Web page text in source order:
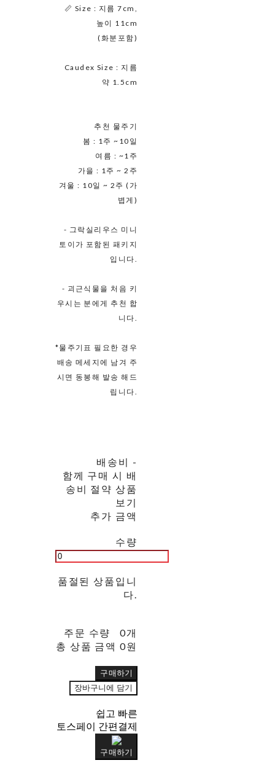
📏 Size : 지름 7cm,
높이 11cm
(화분포함)
Caudex Size : 지름
약 1.5cm
추천 물주기
봄 : 1주 ~10일
여름 : ~1주
가을 : 1주 ~ 2주
겨울 : 10일 ~ 2주 (가
볍게)
- 그락실리우스 미니
토이가 포함된 패키지
입니다.
- 괴근식물을 처음 키
우시는 분에게 추천 합
니다.
*물주기표 필요한 경우
배송 메세지에 남겨 주
시면 동봉해 발송 해드
립니다.
배송비 -
함께 구매 시 배
송비 절약 상품
보기
추가 금액
수량
품절된 상품입니
다.
주문 수량
0개
총 상품 금액 0원
구매하기
장바구니에 담기
쉽고 빠른
토스페이 간편결제
구매하기